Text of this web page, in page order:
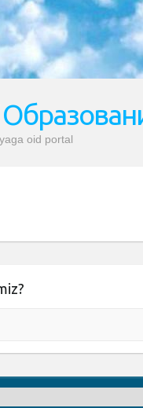
oid portal